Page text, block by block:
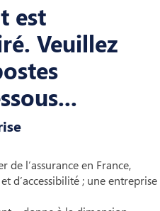
est
Veuillez
de l’assurance en France,
d’accessibilité ; une entreprise